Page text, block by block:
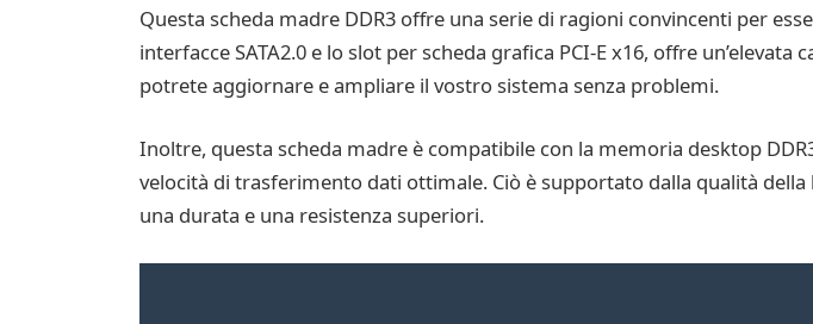
Questa scheda madre DDR3 offre una serie di ragioni convincenti per
interfacce SATA2.0 e lo slot per scheda grafica PCI-E x16, offre
potrete aggiornare e ampliare il vostro sistema senza problemi.
Inoltre, questa scheda madre è compatibile con la memoria desktop
velocità di trasferimento dati ottimale. Ciò è supportato dalla qualità
una durata e una resistenza superiori.